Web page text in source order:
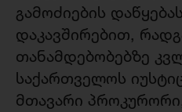
გამოძიების
დაკავშირებით,
თანამდებობებზე
საქართველოს
მთავარი